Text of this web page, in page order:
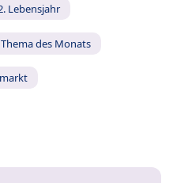
Lebensjahr
Thema des Monats